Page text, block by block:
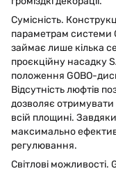
Сумісність.
параметрам системи
займає лише кілька
проєкційну насадку
положення GOBO-
Відсутність люфтів
дозволяє
всій площині.
максимально
регулювання.
Світлові